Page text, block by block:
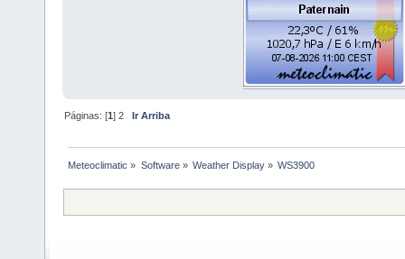
Páginas: [1]2 Ir Arriba
Meteoclimatic » Software» Weather Display» WS3900